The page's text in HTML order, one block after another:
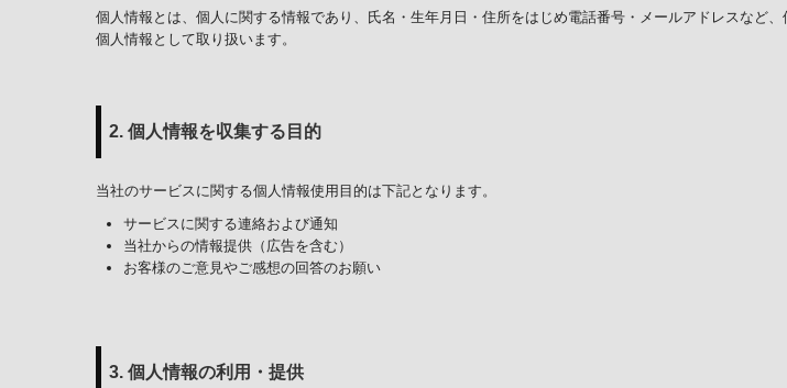
個人情報とは、個人に関する情報であり、氏名・生年月日・住所をはじめ電話番号・メールアドレスなど
個人情報として取り扱います。
2. 個人情報を収集する目的
当社のサービスに関する個人情報使用目的は下記となります。
サービスに関する連絡および通知
当社からの情報提供（広告を含む）
お客様のご意見やご感想の回答のお願い
3. 個人情報の利用・提供